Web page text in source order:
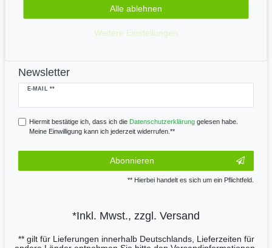
Newsletter
E-MAIL **
Newsletter
Hiermit bestätige ich, dass ich die Daten­schutz­erklärunggelesen habe.
Meine Einwilligung kann ich jederzeit widerrufen.**
Abonnieren
** Hierbei handelt es sich um ein Pflichtfeld.
*Inkl. Mwst., zzgl. Versand
** gilt für Lieferungen innerhalb Deutschlands, Lieferzeiten für
Alle ablehnen
Weitere Einstellungen